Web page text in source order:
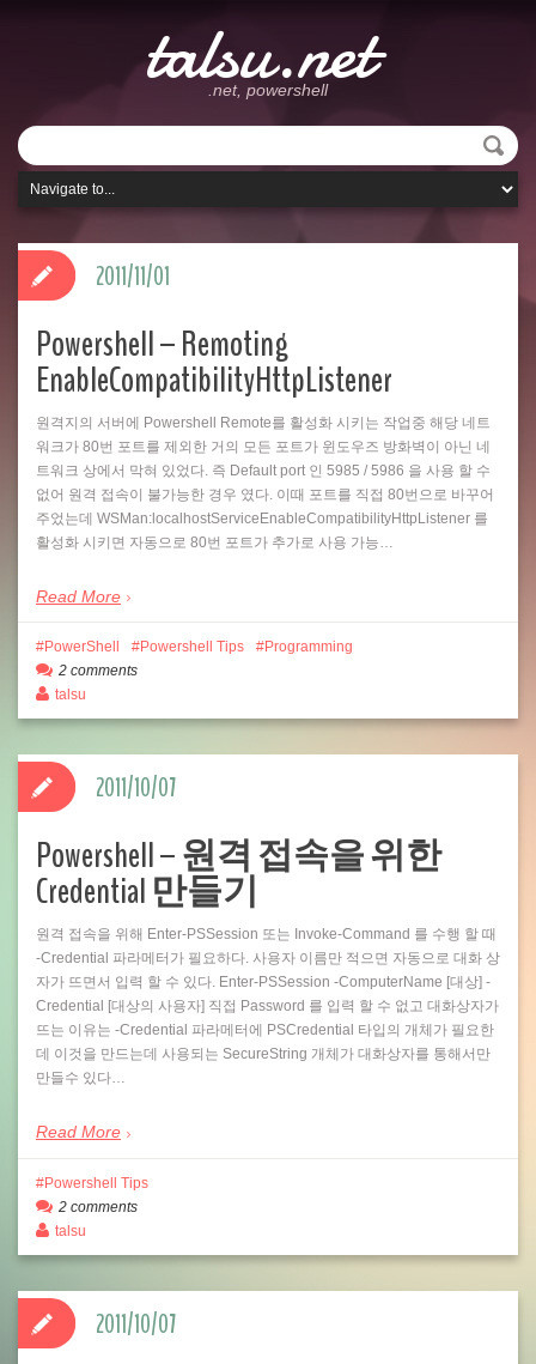
talsu.net
.net, powershell
Powershell – Remoting
EnableCompatibilityHttpListener
원격지의 서버에 Powershell Remote를 활성화 시키는 작업중 해당 네트
워크가 80번 포트를 제외한 거의 모든 포트가 윈도우즈 방화벽이 아닌 네
트워크 상에서 막혀 있었다. 즉 Default port 인 5985 / 5986 을 사용 할 수
없어 원격 접속이 불가능한 경우 였다. 이때 포트를 직접 80번으로 바꾸어
주었는데 WSMan:localhostServiceEnableCompatibilityHttpListener 를
활성화 시키면 자동으로 80번 포트가 추가로 사용 가능…
Read More
2011/11/01
PowerShell Powershell Tips
Programming
2 comments
talsu
Powershell – 원격 접속을 위한
Credential 만들기
원격 접속을 위해 Enter-PSSession 또는 Invoke-Command 를 수행 할 때
-Credential 파라메터가 필요하다. 사용자 이름만 적으면 자동으로 대화 상
자가 뜨면서 입력 할 수 있다. Enter-PSSession -ComputerName [대상] -
Credential [대상의 사용자] 직접 Password 를 입력 할 수 없고 대화상자가
뜨는 이유는 -Credential 파라메터에 PSCredential 타입의 개체가 필요한
데 이것을 만드는데 사용되는 SecureString 개체가 대화상자를 통해서만
만들수 있다…
Read More
2011/10/07
Powershell Tips
2 comments
talsu
2011/10/07